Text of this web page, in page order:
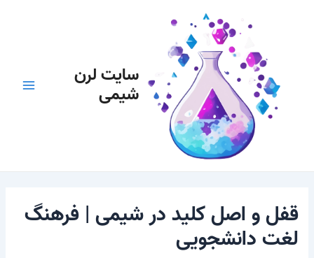
سایت لرن
شیمی
قفل و اصل کلید در شیمی | فرهنگ
لغت دانشجویی